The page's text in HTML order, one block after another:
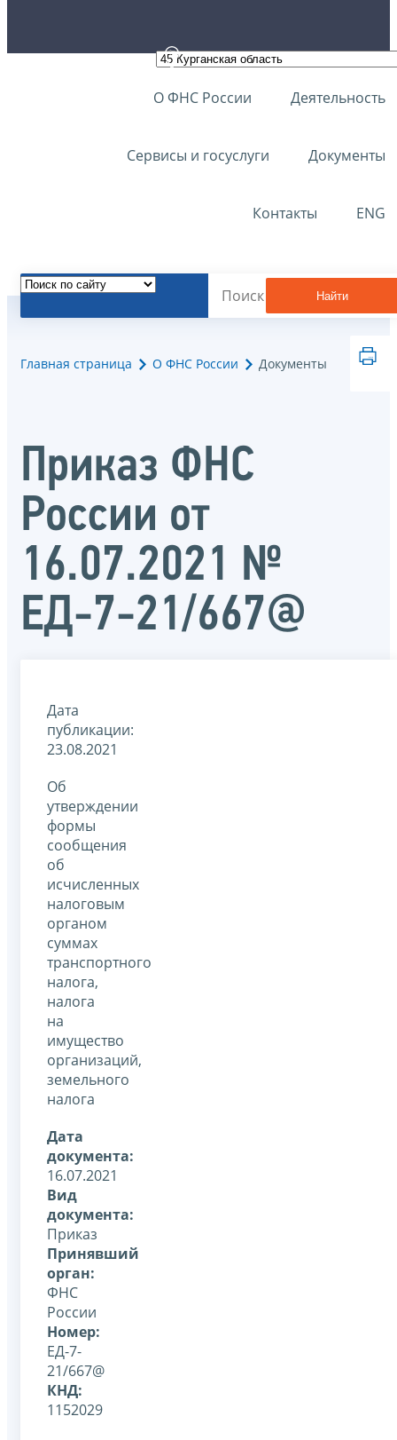
О ФНС России Деятельность
Сервисы и госуслуги Документы
Контакты ENG
Найти
Главная страница О ФНС России Документы
Приказ ФНС
России от
16.07.2021 №
ЕД-7-21/667@
Дата
публикации:
23.08.2021
Об
утверждении
формы
сообщения
об
исчисленных
налоговым
органом
суммах
транспортного
налога,
налога
на
имущество
организаций,
земельного
налога
Дата
документа:
16.07.2021
Вид
документа:
Приказ
Принявший
орган:
ФНС
России
Номер:
ЕД-7-
21/667@
КНД:
1152029